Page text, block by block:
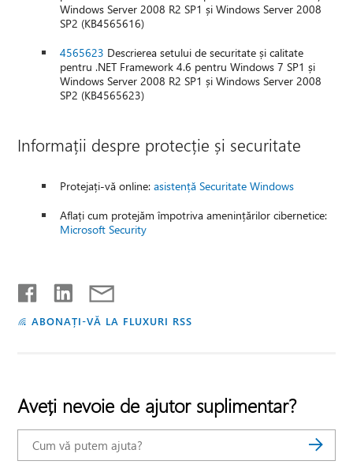
Windows Server 2008 R2 SP1 și Windows Server 2008
SP2 (KB4565616)
4565623 Descrierea setului de securitate și calitate
pentru .NET Framework 4.6 pentru Windows 7 SP1 și
Windows Server 2008 R2 SP1 și Windows Server 2008
SP2 (KB4565623)
Informații despre protecție și securitate
Protejați-vă online:asistență Securitate Windows
Aflați cum protejăm împotriva amenințărilor cibernetice:
Microsoft Security
ABONAȚI-VĂ LA FLUXURI RSS
Aveți nevoie de ajutor suplimentar?